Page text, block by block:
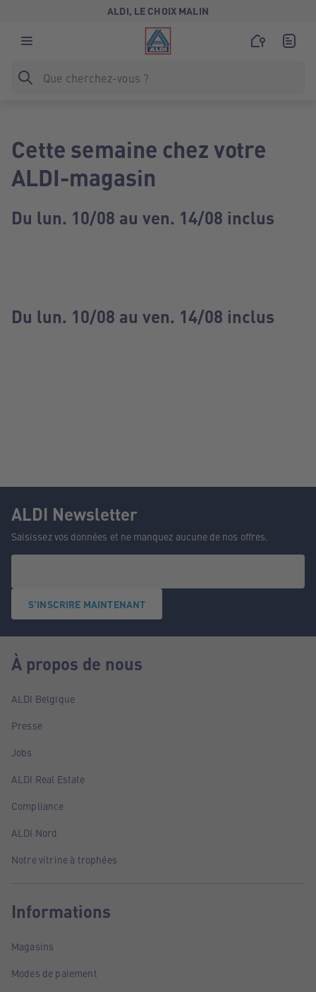
ALDI, LE CHOIX MALIN
Cette semaine chez votre
ALDI-magasin
Du lun. 10/08 au ven. 14/08 inclus
Du lun. 10/08 au ven. 14/08 inclus
ALDI Newsletter
Saisissez vos données et ne manquez aucune de nos offres.
S'INSCRIRE MAINTENANT
À propos de nous
ALDI Belgique
Presse
Jobs
ALDI Real Estate
Compliance
ALDI Nord
Notre vitrine à trophées
Informations
Magasins
Modes de paiement